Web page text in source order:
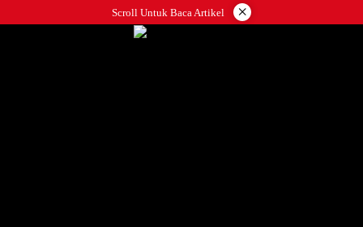
ke
Scroll Untuk Baca Artikel ×